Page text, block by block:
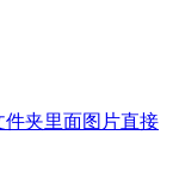
夹里面图片直接